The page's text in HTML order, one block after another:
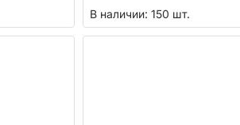
В наличии: 150 шт.